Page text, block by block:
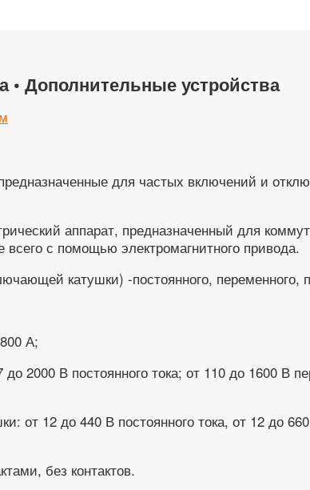
Дополнительные устройства
для частых включений и
аппарат, предназначенный для
всего с помощью электромагнитного привода.
катушки) -постоянного, переменного,
А;
2000 В постоянного тока; от 110 до 1600 В
12 до 440 В постоянного тока, от 12 до
без контактов.